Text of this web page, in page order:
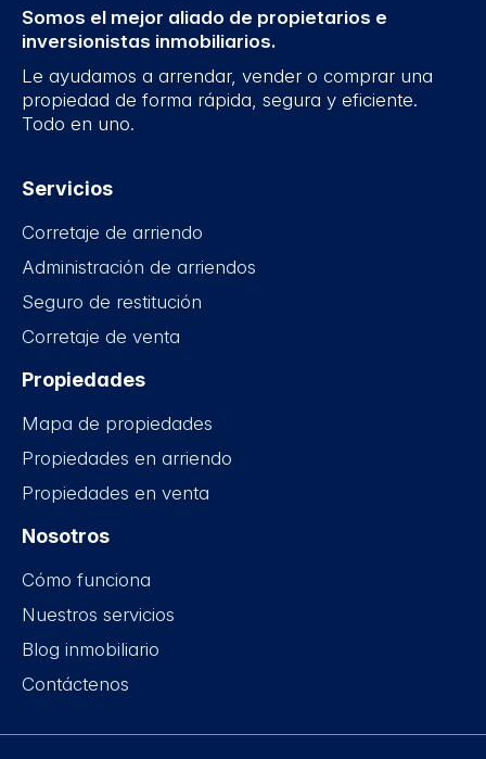
Somos el mejor aliado de propietarios e
inversionistas inmobiliarios.
Le ayudamos a arrendar, vender o comprar una
propiedad de forma rápida, segura y eficiente.
Todo en uno.
Servicios
Corretaje de arriendo
Administración de arriendos
Seguro de restitución
Corretaje de venta
Propiedades
Mapa de propiedades
Propiedades en arriendo
Propiedades en venta
Nosotros
Cómo funciona
Nuestros servicios
Blog inmobiliario
Contáctenos